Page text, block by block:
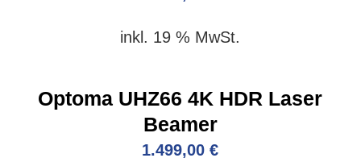
inkl. 19 % MwSt.
Optoma UHZ66 4K HDR Laser
Beamer
1.499,00€